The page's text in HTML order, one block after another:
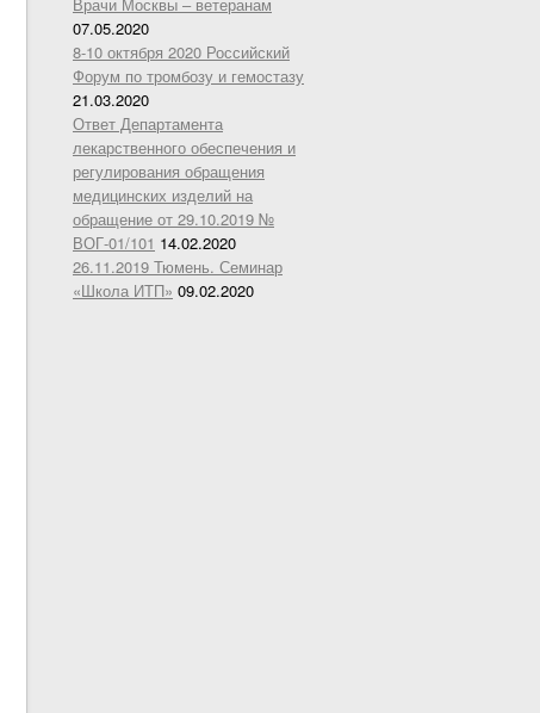
07.05.2020
8-10 октября 2020 Российский
Форум по тромбозу и гемостазу
21.03.2020
Ответ Департамента
лекарственного обеспечения и
регулирования обращения
медицинских изделий на
обращение от 29.10.2019 №
ВОГ-01/101 14.02.2020
26.11.2019 Тюмень. Семинар
«Школа ИТП» 09.02.2020